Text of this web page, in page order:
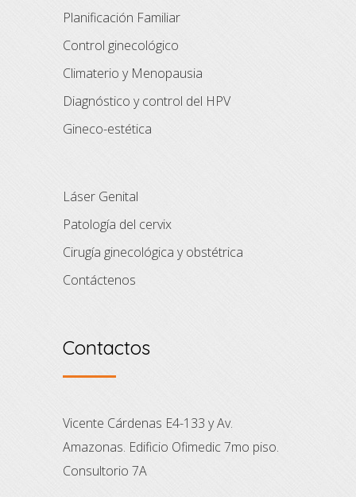
Planificación Familiar
Control ginecológico
Climaterio y Menopausia
Diagnóstico y control del HPV
Gineco-estética
Láser Genital
Patología del cervix
Cirugía ginecológica y obstétrica
Contáctenos
Contactos
Vicente Cárdenas E4-133 y Av.
Amazonas. Edificio Ofimedic 7mo piso.
Consultorio 7A